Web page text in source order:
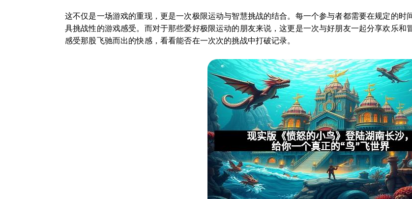
这不仅是一场游戏的重现，更是一次极限运动与智慧挑战的结合。每一个参与者都需要在规定的时
具挑战性的游戏感受。而对于那些爱好极限运动的朋友来说，这更是一次与好朋友一起分享欢乐和
感受那股飞驰而出的快感，看看能否在一次次的挑战中打破记录。